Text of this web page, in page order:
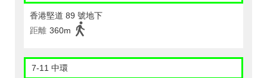
香港堅道 89 號地下
距離 360m
7-11 中環